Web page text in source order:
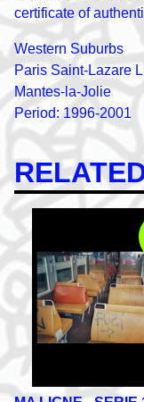
certificate of
Western Suburbs
Paris Saint-Lazare
Mantes-la-Jolie
Period: 1996-2001